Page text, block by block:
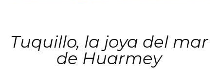
Tuquillo, la joya del mar
de Huarmey